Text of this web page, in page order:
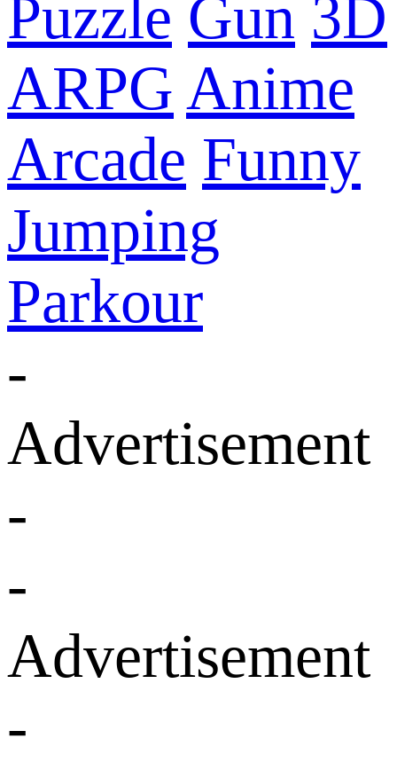
Puzzle Gun 3D
ARPG Anime
Arcade Funny
Jumping
Parkour
-
Advertisement
-
-
Advertisement
-